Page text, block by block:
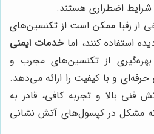
شرایط اضطراری هستند.
از رقبا ممکن است از تکنسین‌های
استفاده کنند، اما خدمات ایمنی
بهره‌گیری از تکنسین‌های مجرب و
و با کیفیت را ارائه می‌دهد.
فنی بالا و تجربه کافی، قادر به
مشکل در کپسول‌های آتش نشانی